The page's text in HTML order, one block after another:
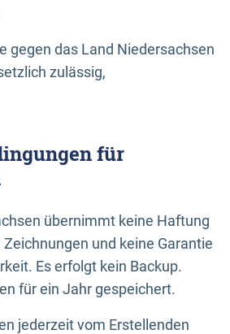
gegen das Land Niedersachsen
zulässig,
für
übernimmt keine Haftung
und keine Garantie
Es erfolgt kein Backup.
für ein Jahr gespeichert.
jederzeit vom Erstellenden